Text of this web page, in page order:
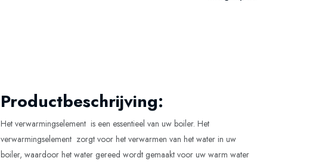
Productbeschrijving:
Het verwarmingselement is een essentieel van uw boiler. Het
verwarmingselement zorgt voor het verwarmen van het water in uw
boiler, waardoor het water gereed wordt gemaakt voor uw warm water